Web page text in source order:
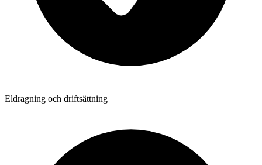
Eldragning och driftsättning